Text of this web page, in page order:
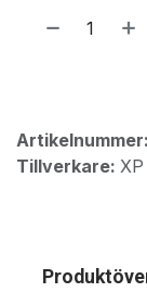
Artikelnummer:
Tillverkare: